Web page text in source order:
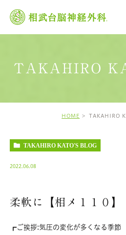
TAKAHIRO
HOME TAKAHIRO
TAKAHIRO KATO'S BLOG
2022.06.08
柔軟に【相メ１１０】
┏ご挨拶:気圧の変化が多くなる季節